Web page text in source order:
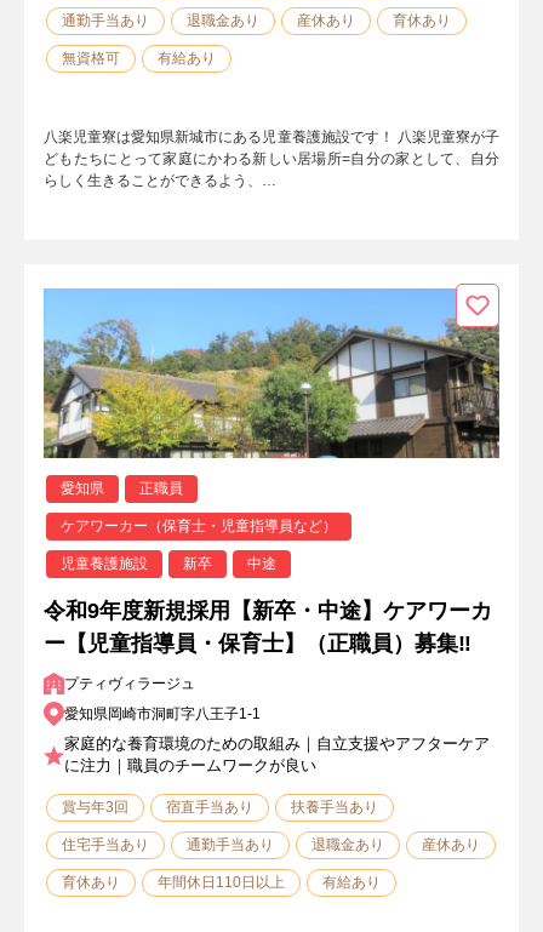
通勤手当あり 退職金あり 産休あり 育休あり
無資格可 有給あり
八楽児童寮は愛知県新城市にある児童養護施設です！ 八楽児童寮が子
どもたちにとって家庭にかわる新しい居場所=自分の家として、自分
らしく生きることができるよう、…
愛知県 正職員
ケアワーカー（保育士・児童指導員など）
児童養護施設 新卒 中途
令和9年度新規採用【新卒・中途】ケアワーカ
ー【児童指導員・保育士】（正職員）募集‼
プティヴィラージュ
愛知県岡崎市洞町字八王子1-1
家庭的な養育環境のための取組み｜自立支援やアフターケア
に注力｜職員のチームワークが良い
賞与年3回 宿直手当あり 扶養手当あり
住宅手当あり 通勤手当あり 退職金あり 産休あり
育休あり 年間休日110日以上 有給あり